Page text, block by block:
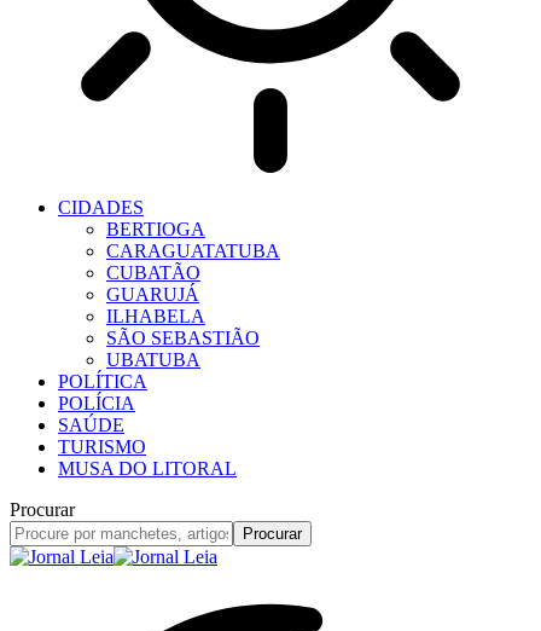
CIDADES
BERTIOGA
CARAGUATATUBA
CUBATÃO
GUARUJÁ
ILHABELA
SÃO SEBASTIÃO
UBATUBA
POLÍTICA
POLÍCIA
SAÚDE
TURISMO
MUSA DO LITORAL
Procurar